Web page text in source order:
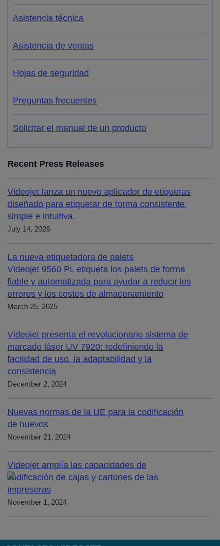
Asistencia técnica
Asistencia de ventas
Hojas de seguridad
Preguntas frecuentes
Solicitar el manual de un producto
Recent Press Releases
Videojet lanza un nuevo aplicador de etiquetas
diseñado para etiquetar de forma consistente,
simple e intuitiva.
July 14, 2026
La nueva etiquetadora de palets
Videojet 9560 PL etiqueta los palets de forma
fiable y automatizada para ayudar a reducir los
errores y los costes de almacenamiento
March 25, 2025
Videojet presenta el revolucionario sistema de
marcado láser UV 7920: redefiniendo la
facilidad de uso, la adaptabilidad y la
consistencia
December 2, 2024
Nuevas normas de la UE para la codificación
de huevos
November 21, 2024
Videojet amplía las capacidades de
codificación de cajas y cartones de las
impresoras
November 1, 2024